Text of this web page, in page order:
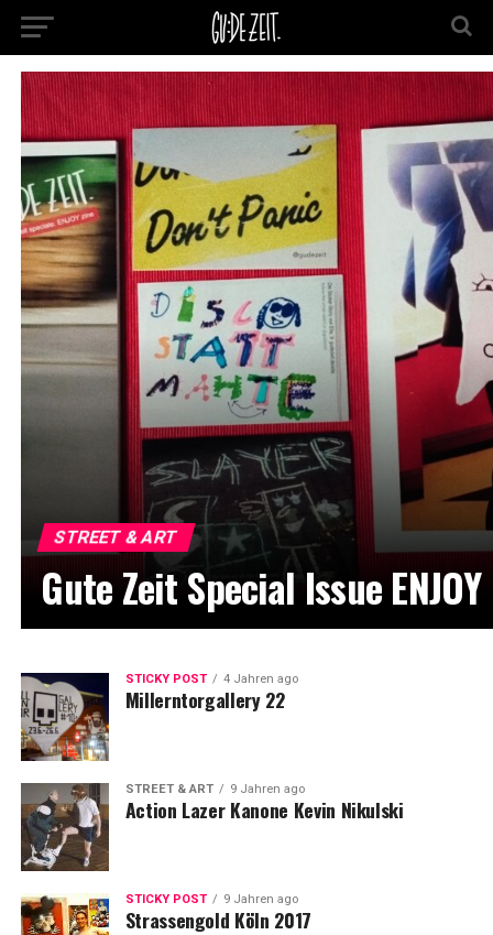
STREET & ART
Gute Zeit Special Issue ENJOY
STICKY POST 4 Jahren ago
Millerntorgallery 22
STREET & ART 9 Jahren ago
Action Lazer Kanone Kevin Nikulski
STICKY POST 9 Jahren ago
Strassengold Köln 2017